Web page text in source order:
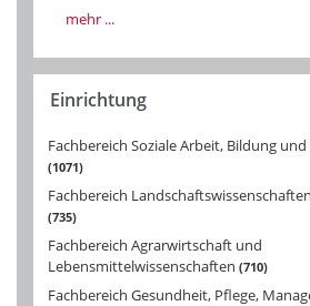
mehr ...
Einrichtung
Fachbereich Soziale Arbeit, Bildung
1071
Fachbereich
735
Fachbereich Agrarwirtschaft und
Lebensmittelwissenschaften 710
Fachbereich Gesundheit, Pflege,